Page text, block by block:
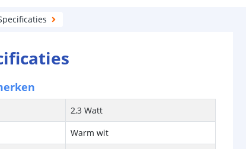
2,3 Watt
Warm wit